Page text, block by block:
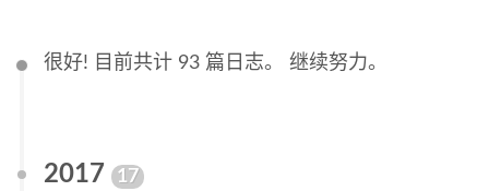
很好! 目前共计 93 篇日志。 继续努力。
2017 17